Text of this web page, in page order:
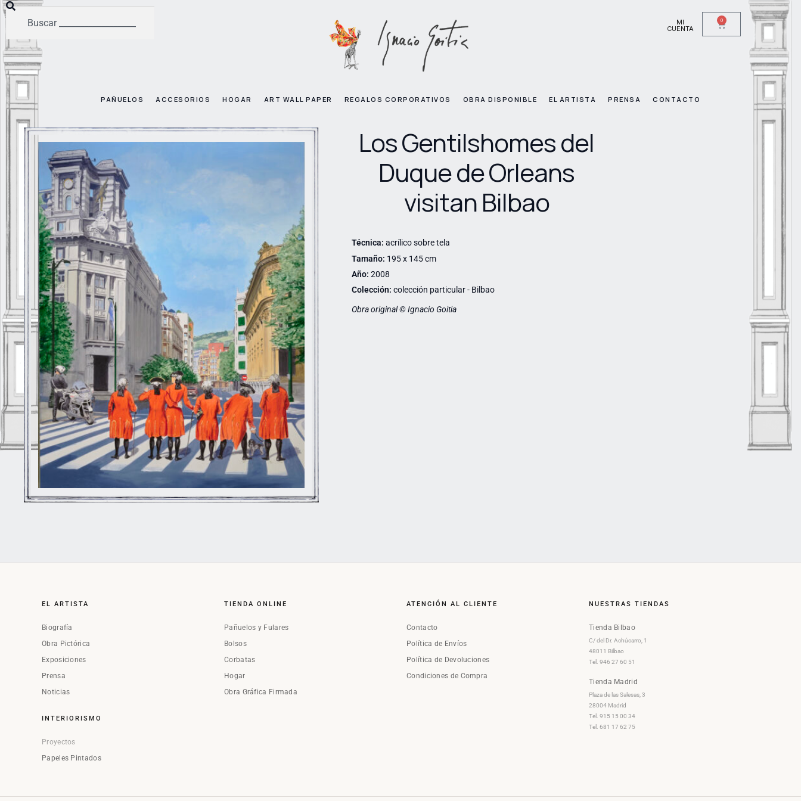
MI
CUENTA
0
PAÑUELOS ACCESORIOS HOGAR ART WALL PAPER REGALOS CORPORATIVOS OBRA DISPONIBLE EL ARTISTA PRENSA CONTACTO
Los Gentilshomes del
Duque de Orleans
visitan Bilbao
Técnica: acrílico sobre tela
Tamaño: 195 x 145 cm
Año: 2008
Colección: colección particular - Bilbao
Obra original © Ignacio Goitia
EL ARTISTA
Biografía
Obra Pictórica
Exposiciones
Prensa
Noticias
INTERIORISMO
Proyectos
Papeles Pintados
TIENDA ONLINE
Pañuelos y Fulares
Bolsos
Corbatas
Hogar
Obra Gráfica Firmada
ATENCIÓN AL CLIENTE
Contacto
Política de Envíos
Política de Devoluciones
Condiciones de Compra
NUESTRAS TIENDAS
Tienda Bilbao
C/ del Dr. Achúcarro, 1
48011 Bilbao
Tel. 946 27 60 51
Tienda Madrid
Plaza de las Salesas, 3
28004 Madrid
Tel. 915 15 00 34
Tel. 681 17 62 75